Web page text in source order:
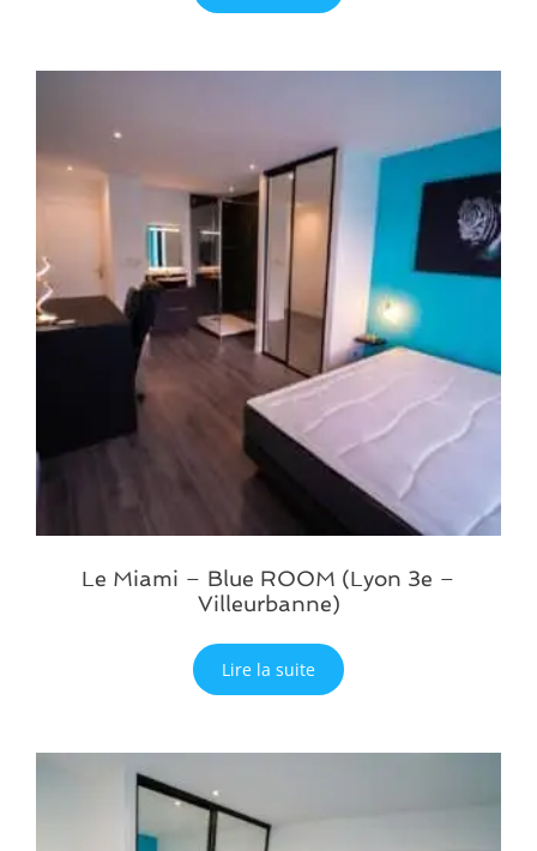
Le Miami – Blue ROOM (Lyon 3e –
Villeurbanne)
Lire la suite